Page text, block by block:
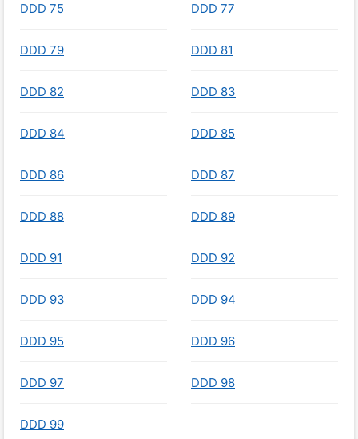
DDD 75 DDD 77
DDD 79 DDD 81
DDD 82 DDD 83
DDD 84 DDD 85
DDD 86 DDD 87
DDD 88 DDD 89
DDD 91 DDD 92
DDD 93 DDD 94
DDD 95 DDD 96
DDD 97 DDD 98
DDD 99